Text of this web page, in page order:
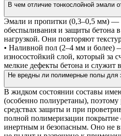
В чем отличие тонкослойной эмали
Эмали и пропитки (0,3–0,5 мм) —
обеспыливания и защиты бетона
нагрузкой. Они повторяют
• Наливной пол (2–4 мм и более)
износостойкий слой, который за
мелкие дефекты бетона и служит
Не вредны ли полимерные полы для
В жидком состоянии составы
(особенно полиуретаны), поэтому
средствах защиты и при
полной полимеризации покрытие
инертным и безопасным. Оно не